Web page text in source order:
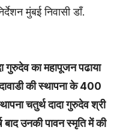
मुंबई निवासी डाँ.
गुरुदेव का महापूजन पढाया
की स्थापना के 400
चतुर्थ दादा गुरुदेव श्री
बाद उनकी पावन स्मृति में की